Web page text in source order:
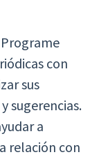
Programe
con
sus
sugerencias.
a
relación con